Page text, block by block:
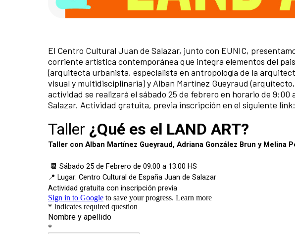
El Centro Cultural Juan de Salazar, junto con EUNIC,
corriente artística contemporánea que integra elementos del
(arquitecta urbanista, especialista en antropología de la
visual y multidisciplinaria) y Alban Martínez Gueyraud
actividad se realizará el sábado 25 de febrero en horario de
Salazar. Actividad gratuita, previa inscripción en el siguiente link: